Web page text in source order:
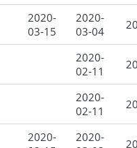
2020-
03-15
2020-
03-04
2020-
02-11
2020-
02-11
2020-
2020-